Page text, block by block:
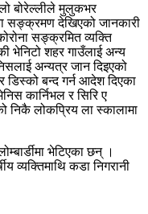
बोरेल्लीले मुलुकभर
सङ्क्रमण देखिएको जानकारी
सङ्क्रमित व्यक्ति
भेनिटो शहर गाउँलाई अन्य
अन्यत्र जान दिइएको
डिस्को बन्द गर्न आदेश दिएका
कार्निभल र सिरि ए
लोकप्रिय ला स्कालामा
भेटिएका छन् ।
व्यक्तिमाथि कडा निगरानी